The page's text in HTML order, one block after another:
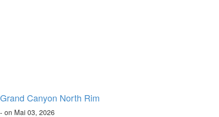
Grand Canyon North Rim
- on Mai 03, 2026